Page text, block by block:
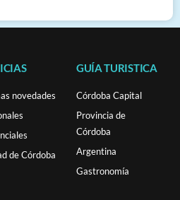
novedades
de Córdoba
GUÍA TURISTICA
Córdoba Capital
Provincia de
Córdoba
Argentina
Gastronomía